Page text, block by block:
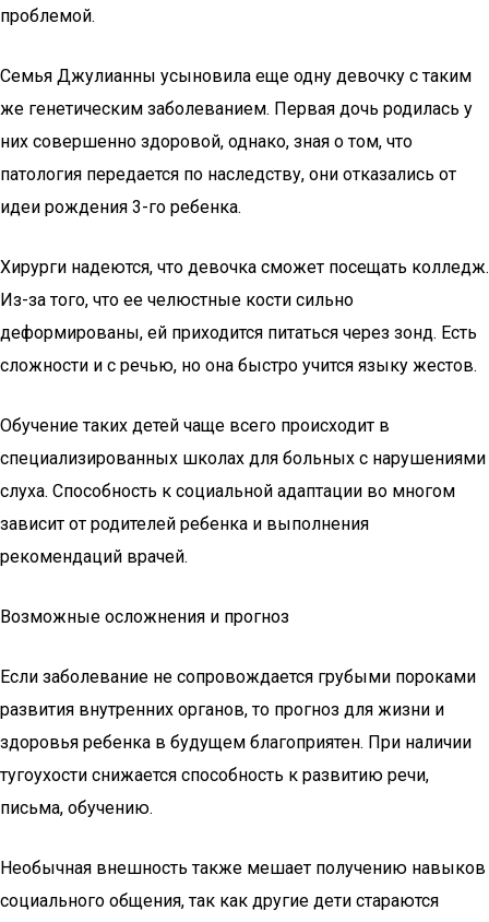
проблемой.
Семья Джулианны усыновила еще одну девочку с таким
же генетическим заболеванием. Первая дочь родилась у
них совершенно здоровой, однако, зная о том, что
патология передается по наследству, они отказались от
идеи рождения 3-го ребенка.
Хирурги надеются, что девочка сможет посещать колледж.
Из-за того, что ее челюстные кости сильно
деформированы, ей приходится питаться через зонд. Есть
сложности и с речью, но она быстро учится языку жестов.
Обучение таких детей чаще всего происходит в
специализированных школах для больных с нарушениями
слуха. Способность к социальной адаптации во многом
зависит от родителей ребенка и выполнения
рекомендаций врачей.
Возможные осложнения и прогноз
Если заболевание не сопровождается грубыми пороками
развития внутренних органов, то прогноз для жизни и
здоровья ребенка в будущем благоприятен. При наличии
тугоухости снижается способность к развитию речи,
письма, обучению.
Необычная внешность также мешает получению навыков
социального общения, так как другие дети стараются